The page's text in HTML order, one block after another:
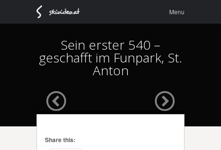
content
Menu
Sein erster 540 –
geschafft im Funpark, St.
Anton
Share this: